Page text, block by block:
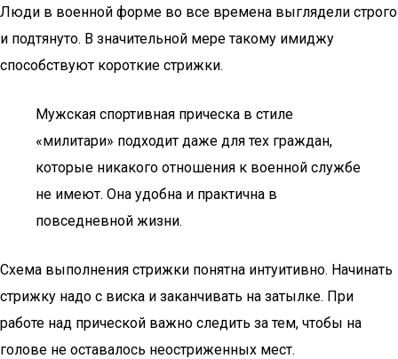
Люди в военной форме во все времена выглядели строго
и подтянуто. В значительной мере такому имиджу
способствуют короткие стрижки.
Мужская спортивная прическа в стиле
«милитари» подходит даже для тех граждан,
которые никакого отношения к военной службе
не имеют. Она удобна и практична в
повседневной жизни.
Схема выполнения стрижки понятна интуитивно. Начинать
стрижку надо с виска и заканчивать на затылке. При
работе над прической важно следить за тем, чтобы на
голове не оставалось неостриженных мест.